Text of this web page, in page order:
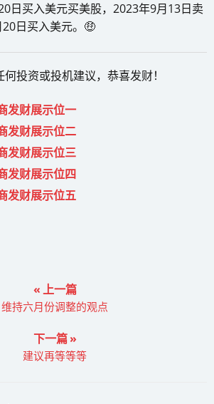
日买入美元买美股，2023年9月13日卖
日买入美元。🤑
投资或投机建议，恭喜发财！
发财展示位一
发财展示位二
发财展示位三
发财展示位四
发财展示位五
« 上一篇
维持六月份调整的观点
下一篇 »
建议再等等等